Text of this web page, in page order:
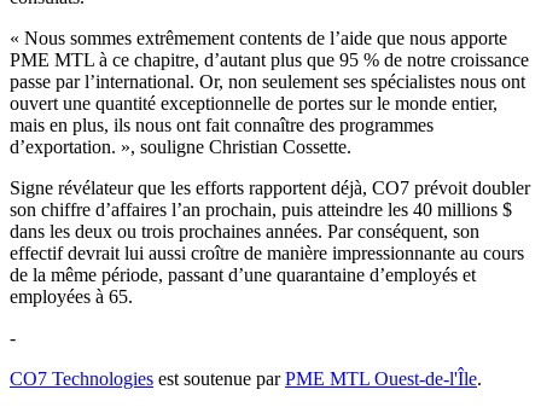
« Nous sommes extrêmement contents de l’aide que nous apporte
PME MTL à ce chapitre, d’autant plus que 95 % de notre croissance
passe par l’international. Or, non seulement ses spécialistes nous ont
ouvert une quantité exceptionnelle de portes sur le monde entier,
mais en plus, ils nous ont fait connaître des programmes
d’exportation. », souligne Christian Cossette.
Signe révélateur que les efforts rapportent déjà, CO7 prévoit doubler
son chiffre d’affaires l’an prochain, puis atteindre les 40 millions $
dans les deux ou trois prochaines années. Par conséquent, son
effectif devrait lui aussi croître de manière impressionnante au cours
de la même période, passant d’une quarantaine d’employés et
employées à 65.
-
CO7 Technologies est soutenue parPME MTL Ouest-de-l'Île.